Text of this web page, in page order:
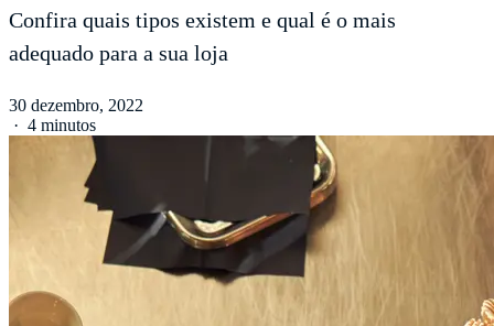
Confira quais tipos existem e qual é o mais
adequado para a sua loja
30 dezembro, 2022
· 4 minutos